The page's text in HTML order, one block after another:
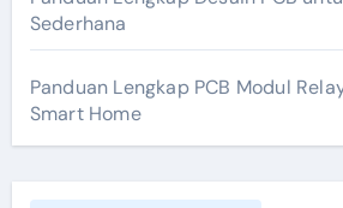
Sederhana
Panduan Lengkap PCB Modul
Smart Home